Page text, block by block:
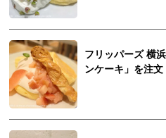
フリッパーズ 横
ンケーキ」を注